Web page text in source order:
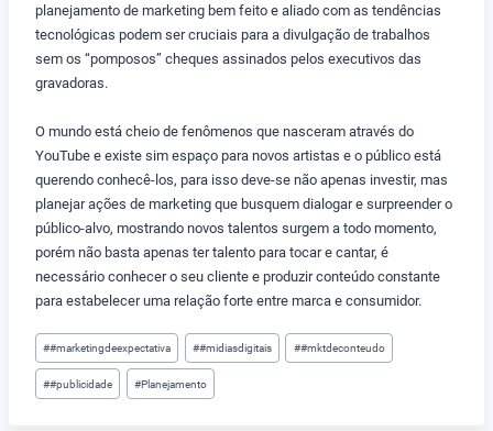
planejamento de marketing bem feito e aliado com as tendências
tecnológicas podem ser cruciais para a divulgação de trabalhos
sem os “pomposos” cheques assinados pelos executivos das
gravadoras.
O mundo está cheio de fenômenos que nasceram através do
YouTube e existe sim espaço para novos artistas e o público está
querendo conhecê-los, para isso deve-se não apenas investir, mas
planejar ações de marketing que busquem dialogar e surpreender o
público-alvo, mostrando novos talentos surgem a todo momento,
porém não basta apenas ter talento para tocar e cantar, é
necessário conhecer o seu cliente e produzir conteúdo constante
para estabelecer uma relação forte entre marca e consumidor.
Tags
do
Post:
##marketingdeexpectativa ##midiasdigitais ##mktdeconteudo
##publicidade #Planejamento